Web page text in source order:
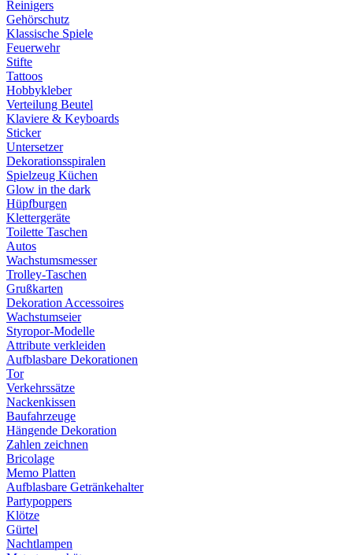
Reinigers
Gehörschutz
Klassische Spiele
Feuerwehr
Stifte
Tattoos
Hobbykleber
Verteilung Beutel
Klaviere & Keyboards
Sticker
Untersetzer
Dekorationsspiralen
Spielzeug Küchen
Glow in the dark
Hüpfburgen
Klettergeräte
Toilette Taschen
Autos
Wachstumsmesser
Trolley-Taschen
Grußkarten
Dekoration Accessoires
Wachstumseier
Styropor-Modelle
Attribute verkleiden
Aufblasbare Dekorationen
Tor
Verkehrssätze
Nackenkissen
Baufahrzeuge
Hängende Dekoration
Zahlen zeichnen
Bricolage
Memo Platten
Aufblasbare Getränkehalter
Partypoppers
Klötze
Gürtel
Nachtlampen